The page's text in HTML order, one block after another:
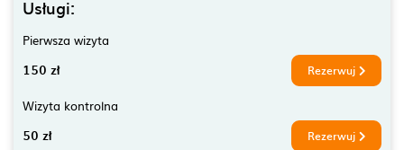
Usługi:
Pierwsza wizyta
150 zł Rezerwuj
Wizyta kontrolna
50 zł Rezerwuj